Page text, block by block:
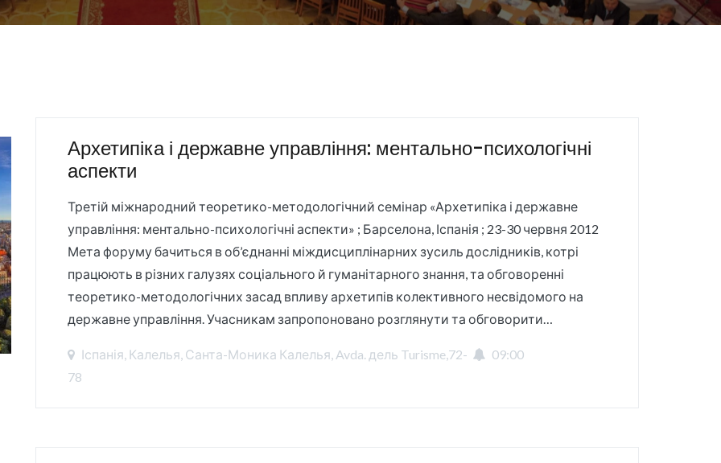
Архетипіка і державне управління: ментально-психологічні
аспекти
Третій міжнародний теоретико-методологічний семінар «Архетипіка і державне
управління: ментально-психологічні аспекти» ; Барселона, Іспанія ; 23-30 червня 2012
Мета форуму бачиться в об’єднанні міждисциплінарних зусиль дослідників, котрі
працюють в різних галузях соціального й гуманітарного знання, та обговоренні
теоретико-методологічних засад впливу архетипів колективного несвідомого на
державне управління. Учасникам запропоновано розглянути та обговорити…
Іспанія, Калелья, Санта-Моника Калелья, Avda. дель Turisme,72-
78
09:00